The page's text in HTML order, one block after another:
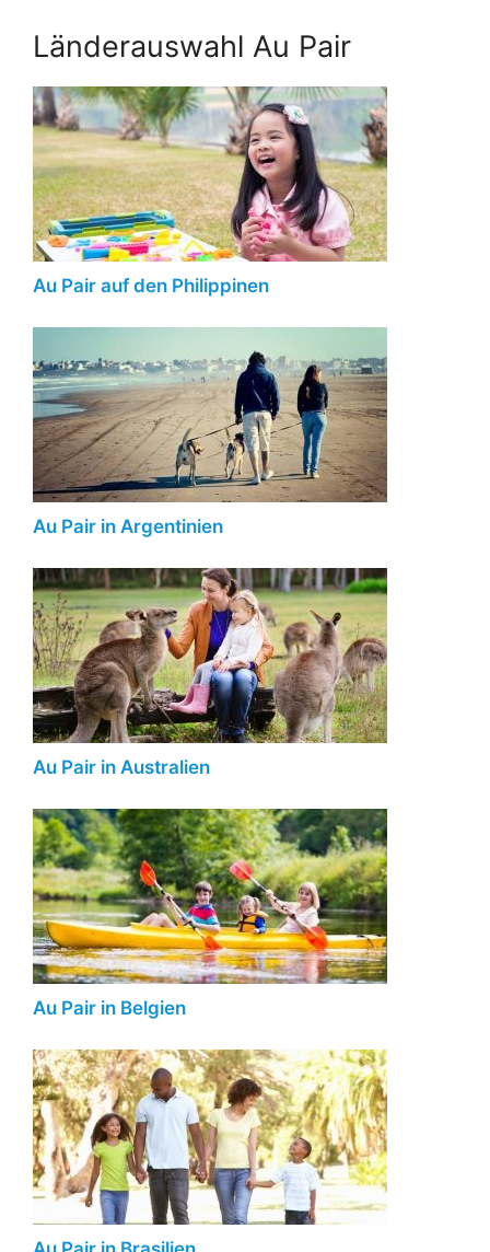
Länderauswahl Au Pair
Au Pair auf den Philippinen
Au Pair in Argentinien
Au Pair in Australien
Au Pair in Belgien